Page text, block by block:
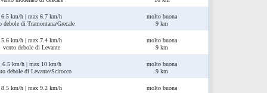
6.5 km/h | max 6.7 km/h
debole di Tramontana/Grecale
molto buona
9 km
5.6 km/h | max 7.4 km/h
vento debole di Levante
molto buona
9 km
6.5 km/h | max 10 km/h
debole di Levante/Scirocco
molto buona
9 km
8.5 km/h | max 9.2 km/h
molto buona